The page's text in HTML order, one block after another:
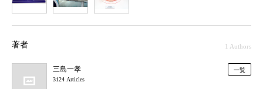
著者 1 Authors
三島一孝
3124 Articles
一覧